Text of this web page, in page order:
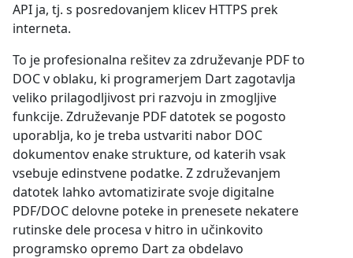
API ja, tj. s posredovanjem klicev HTTPS prek
interneta.
To je profesionalna rešitev za združevanje PDF to
DOC v oblaku, ki programerjem Dart zagotavlja
veliko prilagodljivost pri razvoju in zmogljive
funkcije. Združevanje PDF datotek se pogosto
uporablja, ko je treba ustvariti nabor DOC
dokumentov enake strukture, od katerih vsak
vsebuje edinstvene podatke. Z združevanjem
datotek lahko avtomatizirate svoje digitalne
PDF/DOC delovne poteke in prenesete nekatere
rutinske dele procesa v hitro in učinkovito
programsko opremo Dart za obdelavo